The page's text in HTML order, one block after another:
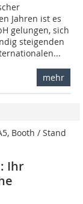
Jahren ist es
gelungen, sich
steigenden
mehr
Booth / Stand
Ihr